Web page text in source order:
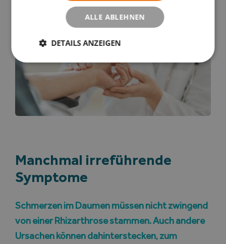
Manchmal irreführende
Symptome
Schmerzen im Daumen müssen nicht zwingend
von einer Rhizarthrose stammen. Auch andere
Ursachen können dahinterstecken, zum
ALLE ABLEHNEN
DETAILS ANZEIGEN